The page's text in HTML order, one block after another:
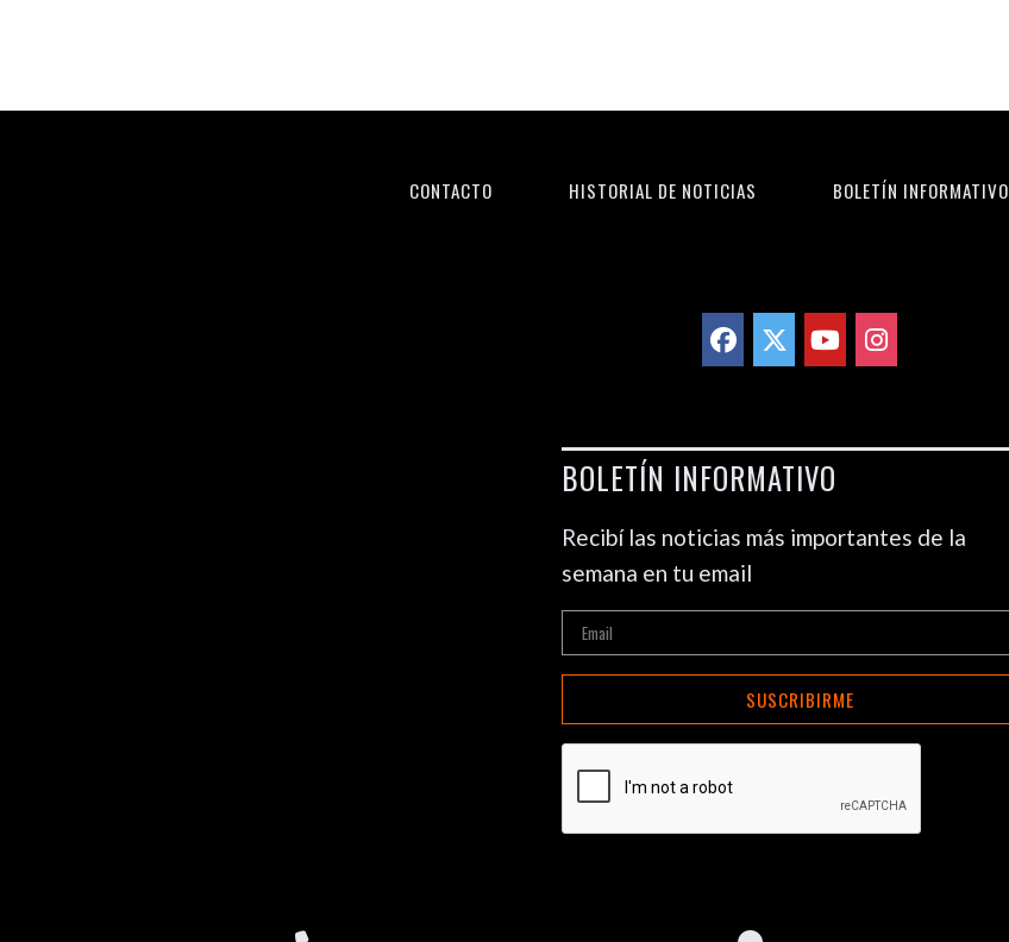
CONTACTO HISTORIAL DE NOTICIAS BOLETÍN INFORMATIVO
BOLETÍN INFORMATIVO
Recibí las noticias más importantes de la
semana en tu email
SUSCRIBIRME